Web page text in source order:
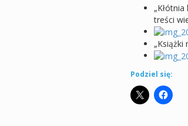
treści
„Książki
Podziel się: